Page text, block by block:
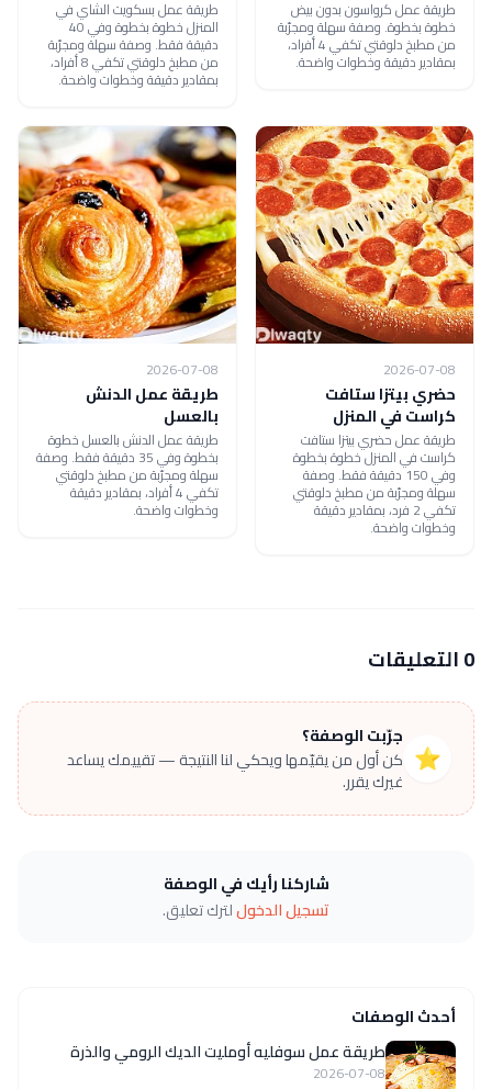
طريقة عمل كرواسون بدون بيض
خطوة بخطوة. وصفة سهلة ومجرّبة
من مطبخ دلوقتي تكفي 4 أفراد،
بمقادير دقيقة وخطوات واضحة.
طريقة عمل بسكويت الشاي في
المنزل خطوة بخطوة وفي 40
دقيقة فقط. وصفة سهلة ومجرّبة
من مطبخ دلوقتي تكفي 8 أفراد،
بمقادير دقيقة وخطوات واضحة.
2026-07-08
حضري بيتزا ستافت
كراست في المنزل
طريقة عمل حضري بيتزا ستافت
كراست في المنزل خطوة بخطوة
وفي 150 دقيقة فقط. وصفة
سهلة ومجرّبة من مطبخ دلوقتي
تكفي 2 فرد، بمقادير دقيقة
وخطوات واضحة.
2026-07-08
طريقة عمل الدنش
بالعسل
طريقة عمل الدنش بالعسل خطوة
بخطوة وفي 35 دقيقة فقط. وصفة
سهلة ومجرّبة من مطبخ دلوقتي
تكفي 4 أفراد، بمقادير دقيقة
وخطوات واضحة.
0 التعليقات
⭐
جرّبت الوصفة؟
كن أول من يقيّمها ويحكي لنا النتيجة — تقييمك يساعد
غيرك يقرر.
شاركنا رأيك في الوصفة
تسجيل الدخوللترك تعليق.
أحدث الوصفات
طريقة عمل سوفليه أومليت الديك الرومي والذرة
2026-07-08